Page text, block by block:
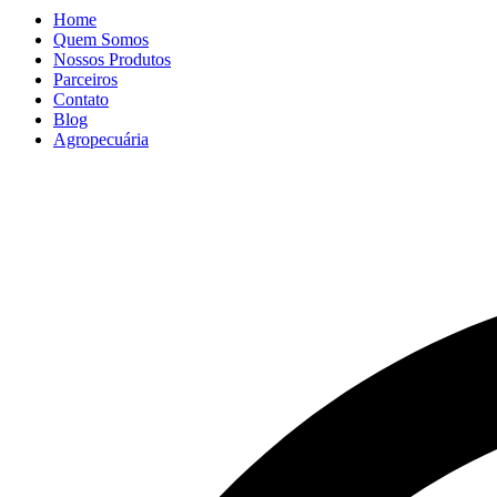
Home
Quem Somos
Nossos Produtos
Parceiros
Contato
Blog
Agropecuária